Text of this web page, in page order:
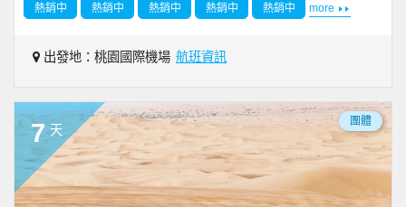
熱銷中
熱銷中
熱銷中
熱銷中
熱銷中
more
出發地：桃園國際機場 航班資訊
7 天
團體